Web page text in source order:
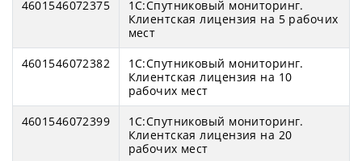
4601546072375
1С:Спутниковый мониторинг.
Клиентская лицензия на 5 рабочих
мест
4601546072382
1С:Спутниковый мониторинг.
Клиентская лицензия на 10
рабочих мест
4601546072399
1С:Спутниковый мониторинг.
Клиентская лицензия на 20
рабочих мест